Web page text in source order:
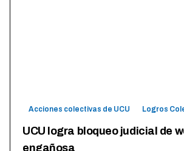
Acciones colectivas de UCU Logros
UCU logra bloqueo judicial de
engañosa